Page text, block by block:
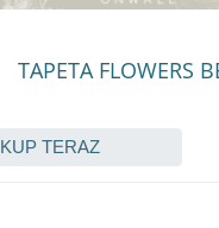
TAPETA FLOWERS
KUP TERAZ